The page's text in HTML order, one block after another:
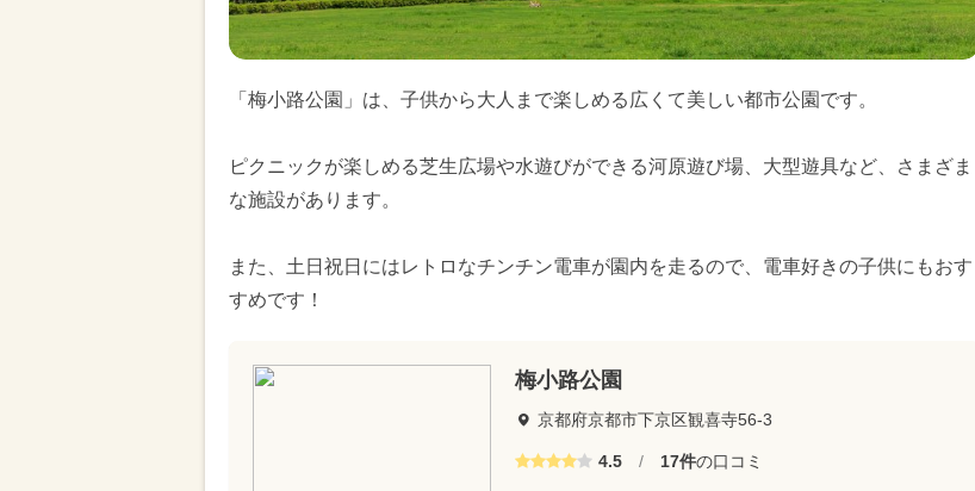
「梅小路公園」は、子供から大人まで楽しめる広くて美しい都市公園です。
ピクニックが楽しめる芝生広場や水遊びができる河原遊び場、大型遊具など、さまざま
な施設があります。
また、土日祝日にはレトロなチンチン電車が園内を走るので、電車好きの子供にもおす
すめです！
梅小路公園
京都府京都市下京区観喜寺56-3
4.5 / 17件の口コミ